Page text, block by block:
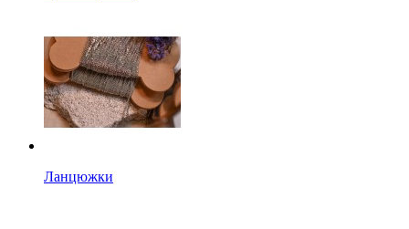
Ланцюжки